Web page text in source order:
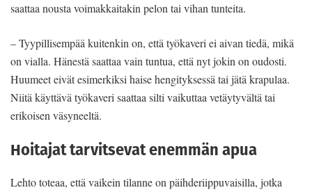
saattaa nousta voimakkaitakin pelon tai vihan tunteita.
– Tyypillisempää kuitenkin on, että työkaveri ei aivan tiedä, mikä
on vialla. Hänestä saattaa vain tuntua, että nyt jokin on oudosti.
Huumeet eivät esimerkiksi haise hengityksessä tai jätä krapulaa.
Niitä käyttävä työkaveri saattaa silti vaikuttaa vetäytyvältä tai
erikoisen väsyneeltä.
Hoitajat tarvitsevat enemmän apua
Lehto toteaa, että vaikein tilanne on päihderiippuvaisilla, jotka